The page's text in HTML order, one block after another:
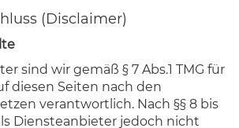
(Disclaimer)
sind wir gemäß § 7 Abs.1 TMG für
diesen Seiten nach den
verantwortlich. Nach §§ 8 bis
Diensteanbieter jedoch nicht